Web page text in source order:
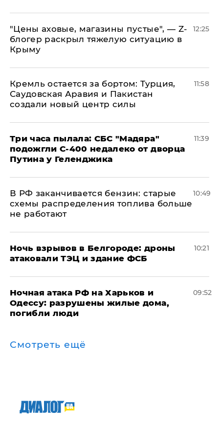
​"Цены аховые, магазины пустые", — Z-
блогер раскрыл тяжелую ситуацию в
Крыму
12:25
​Кремль остается за бортом: Турция,
Саудовская Аравия и Пакистан
создали новый центр силы
11:58
Три часа пылала: СБС "Мадяра"
подожгли С-400 недалеко от дворца
Путина у Геленджика
11:39
​В РФ заканчивается бензин: старые
схемы распределения топлива больше
не работают
10:49
​Ночь взрывов в Белгороде: дроны
атаковали ТЭЦ и здание ФСБ
10:21
​Ночная атака РФ на Харьков и
Одессу: разрушены жилые дома,
погибли люди
09:52
Смотреть ещё